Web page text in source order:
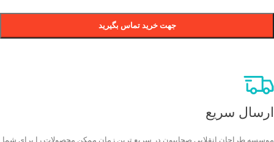
جهت خرید تماس بگیرید
ارسال سریع
موسسه طراحان انقلابی صحابیون در سریع ترین زمان ممکن محصولات را برای شما